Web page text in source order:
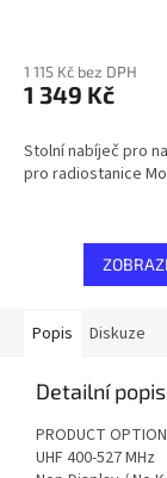
1 115 Kč bez DPH
1 349 Kč
Stolní nabíječ pro
pro radiostanice
Popis Diskuze
Detailní
PRODUCT
UHF 400-527 MHz